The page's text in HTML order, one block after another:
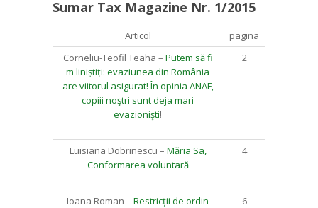
Sumar Tax Magazine Nr. 1/2015
Articol
pagina
Corneliu-Teofil Teaha – Putem să fi
m liniștiți: evaziunea din România
are viitorul asigurat! În opinia ANAF,
copiii noştri sunt deja mari
evazionişti!
2
Luisiana Dobrinescu – Măria Sa,
Conformarea voluntară
4
Ioana Roman – Restricții de ordin
6